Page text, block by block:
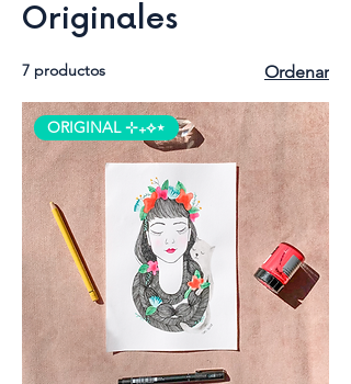
Originales
7 productos Ordenar
ORIGINAL ⊹₊⟡⋆